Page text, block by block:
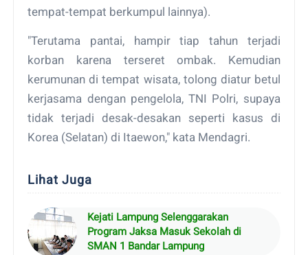
tempat-tempat berkumpul lainnya).
"Terutama pantai, hampir tiap tahun terjadi
korban karena terseret ombak. Kemudian
kerumunan di tempat wisata, tolong diatur betul
kerjasama dengan pengelola, TNI Polri, supaya
tidak terjadi desak-desakan seperti kasus di
Korea (Selatan) di Itaewon," kata Mendagri.
Lihat Juga
Kejati Lampung Selenggarakan
Program Jaksa Masuk Sekolah di
SMAN 1 Bandar Lampung